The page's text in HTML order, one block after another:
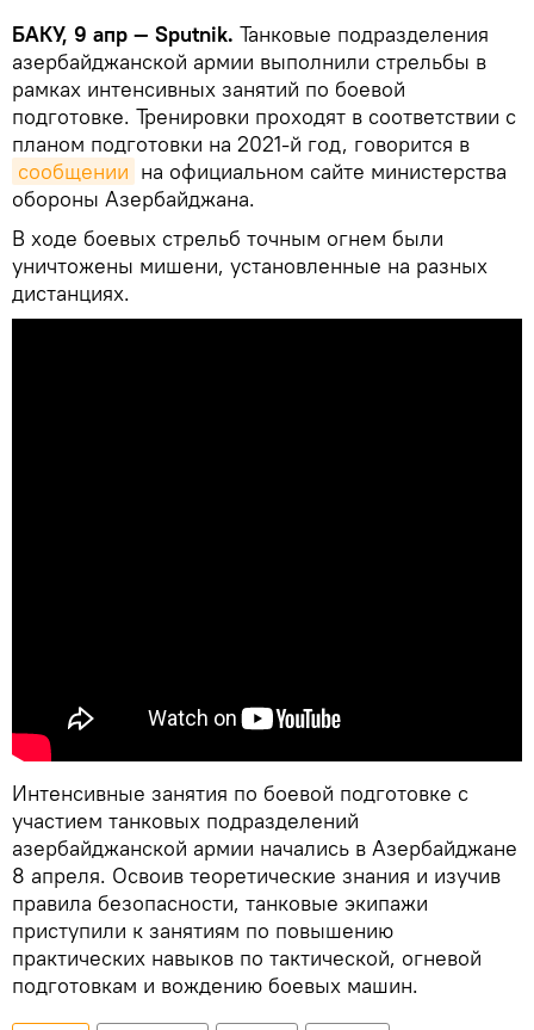
БАКУ, 9 апр — Sputnik. Танковые подразделения
азербайджанской армии выполнили стрельбы в
рамках интенсивных занятий по боевой
подготовке. Тренировки проходят в соответствии с
планом подготовки на 2021-й год, говорится в
сообщении на официальном сайте министерства
обороны Азербайджана.
В ходе боевых стрельб точным огнем были
уничтожены мишени, установленные на разных
дистанциях.
Интенсивные занятия по боевой подготовке с
участием танковых подразделений
азербайджанской армии начались в Азербайджане
8 апреля. Освоив теоретические знания и изучив
правила безопасности, танковые экипажи
приступили к занятиям по повышению
практических навыков по тактической, огневой
подготовкам и вождению боевых машин.